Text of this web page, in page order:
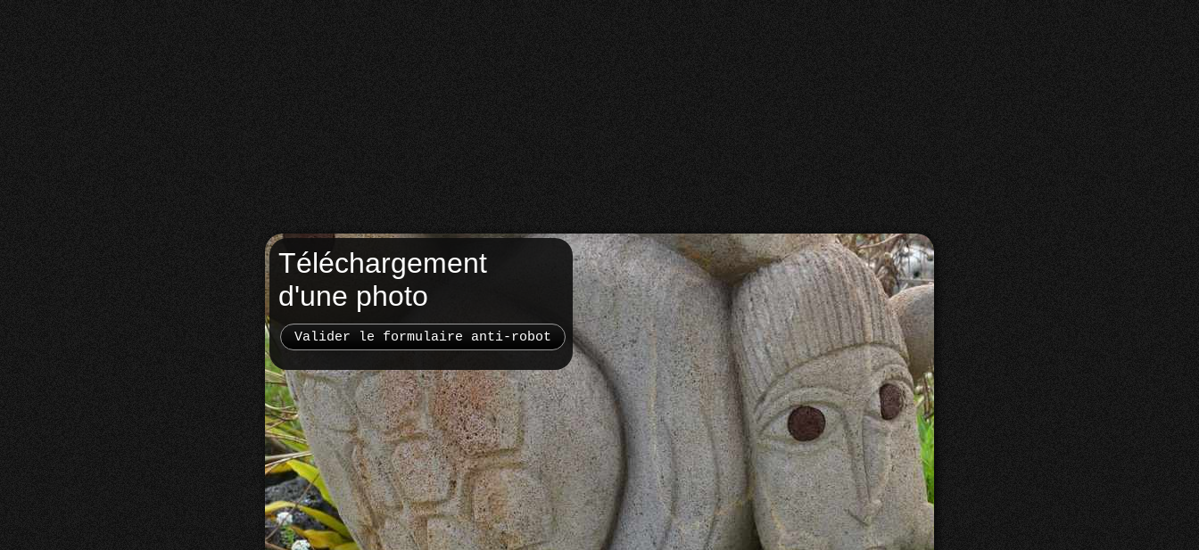
Téléchargement
d'une photo